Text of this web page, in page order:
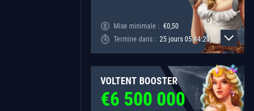
Mise minimale : €0,50
Termine dans : 25 jours 05:44:20
VOLTENT BOOSTER
€6 500 000